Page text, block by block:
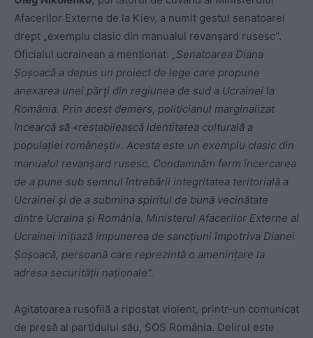
Afacerilor Externe de la Kiev, a numit gestul senatoarei
drept „exemplu clasic din manualul revanșard rusesc“.
Oficialul ucrainean a menționat: „Senatoarea Diana
Șoșoacă a depus un proiect de lege care propune
anexarea unei părți din regiunea de sud a Ucrainei la
România. Prin acest demers, politicianul marginalizat
încearcă să «restabilească identitatea culturală a
populației românești». Acesta este un exemplu clasic din
manualul revanșard rusesc. Condamnăm ferm încercarea
de a pune sub semnul întrebării integritatea teritorială a
Ucrainei și de a submina spiritul de bună vecinătate
dintre Ucraina și România. Ministerul Afacerilor Externe al
Ucrainei inițiază impunerea de sancțiuni împotriva Dianei
Șoșoacă, persoană care reprezintă o amenințare la
adresa securității naționale“.
Agitatoarea rusofilă a ripostat violent, printr-un comunicat
de presă al partidului său, SOS România. Delirul este